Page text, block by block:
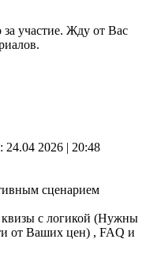
за участие. Жду от Вас
24.04 2026 | 20:48
сценарием
квизы с логикой (Нужны
от Ваших цен) , FAQ и